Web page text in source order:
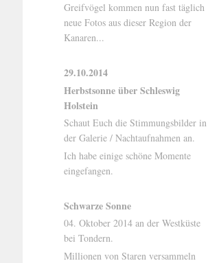
Greifvögel kommen nun fast täglich
neue Fotos aus dieser Region der
Kanaren...
29.10.2014
Herbstsonne über Schleswig
Holstein
Schaut Euch die Stimmungsbilder in
der Galerie / Nachtaufnahmen an.
Ich habe einige schöne Momente
eingefangen.
Schwarze Sonne
04. Oktober 2014 an der Westküste
bei Tondern.
Millionen von Staren versammeln